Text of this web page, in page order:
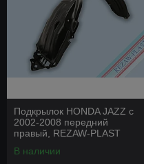
Подкрылок HONDA JAZZ с
2002-2008 передний
правый, REZAW-PLAST
В наличии